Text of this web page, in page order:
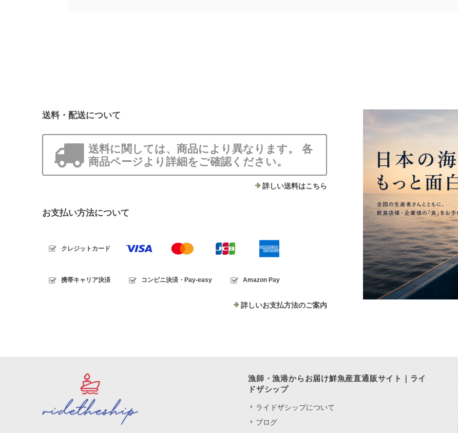
送料・配送について
送料に関しては、商品により異なります。 各
商品ページより詳細をご確認ください。
詳しい送料はこちら
お支払い方法について
クレジットカード
携帯キャリア決済 コンビニ決済・Pay-easy Amazon Pay
詳しいお支払方法のご案内
漁師・漁港からお届け鮮魚産直通販サイト｜ライ
ドザシップ
ライドザシップについて
ブログ